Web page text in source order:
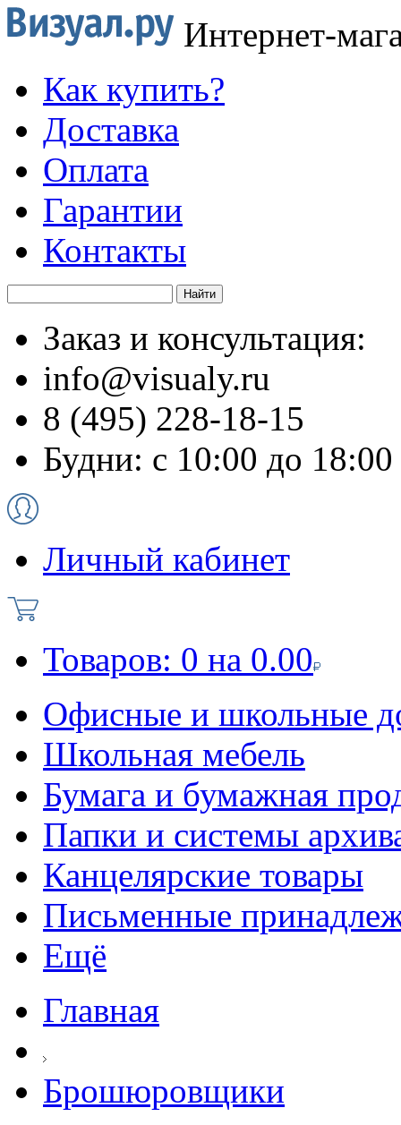
Интернет-
Как купить?
Доставка
Оплата
Гарантии
Контакты
Заказ и консультация:
info@visualy.ru
8 (495) 228-18-15
Будни: с 10:00 до 18:00
Личный кабинет
Товаров: 0 на 0.00
Офисные и школьные
Школьная мебель
Бумага и бумажная
Папки и системы
Канцелярские товары
Письменные
Ещё
Главная
Брошюровщики